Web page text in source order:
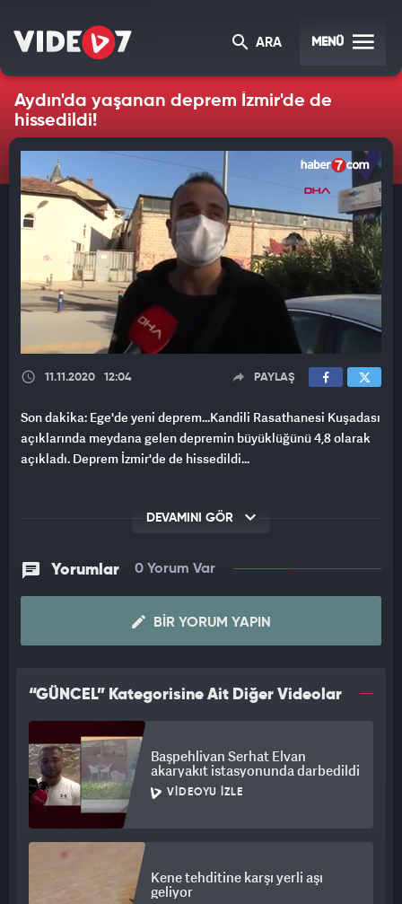
ARA MENÜ
Aydın'da yaşanan deprem İzmir'de de
hissedildi!
11.11.2020 12:04 PAYLAŞ
Son dakika: Ege'de yeni deprem...Kandili Rasathanesi Kuşadası
açıklarında meydana gelen depremin büyüklüğünü 4,8 olarak
açıkladı. Deprem İzmir'de de hissedildi...
DEVAMINI GÖR
Yorumlar 0 Yorum Var
BIR YORUM YAPIN
“GÜNCEL” Kategorisine Ait Diğer Videolar
Başpehlivan Serhat Elvan
akaryakıt istasyonunda darbedildi
VIDEOYU İZLE
Kene tehditine karşı yerli aşı
geliyor